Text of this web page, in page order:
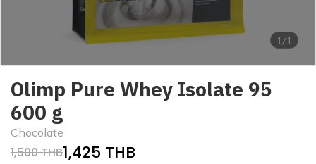
1/1
Olimp Pure Whey Isolate 95
600 g
Chocolate
1,500 THB1,425 THB